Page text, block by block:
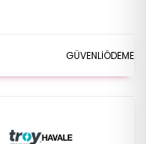
GÜVENLİÖDEME